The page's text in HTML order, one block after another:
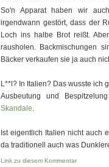
So'n Apparat haben wir
irgendwann gestört, dass der
Loch ins halbe Brot reißt.
rausholen. Backmischungen
Bäcker verkaufen sie ja auch
L**l? In Italien? Das wusste ich
Ausbeutung und
Skandale.
Ist eigentlich Italien nicht auch
da traditionell auch was
Link zu diesem Kommentar